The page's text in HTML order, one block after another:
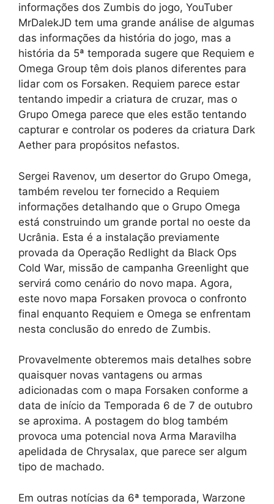
informações dos Zumbis do jogo, YouTuber
MrDalekJD tem uma grande análise de algumas
das informações da história do jogo, mas a
história da 5ª temporada sugere que Requiem e
Omega Group têm dois planos diferentes para
lidar com os Forsaken. Requiem parece estar
tentando impedir a criatura de cruzar, mas o
Grupo Omega parece que eles estão tentando
capturar e controlar os poderes da criatura Dark
Aether para propósitos nefastos.
Sergei Ravenov, um desertor do Grupo Omega,
também revelou ter fornecido a Requiem
informações detalhando que o Grupo Omega
está construindo um grande portal no oeste da
Ucrânia. Esta é a instalação previamente
provada da Operação Redlight da Black Ops
Cold War, missão de campanha Greenlight que
servirá como cenário do novo mapa. Agora,
este novo mapa Forsaken provoca o confronto
final enquanto Requiem e Omega se enfrentam
nesta conclusão do enredo de Zumbis.
Provavelmente obteremos mais detalhes sobre
quaisquer novas vantagens ou armas
adicionadas com o mapa Forsaken conforme a
data de início da Temporada 6 de 7 de outubro
se aproxima. A postagem do blog também
provoca uma potencial nova Arma Maravilha
apelidada de Chrysalax, que parece ser algum
tipo de machado.
Em outras notícias da 6ª temporada, Warzone